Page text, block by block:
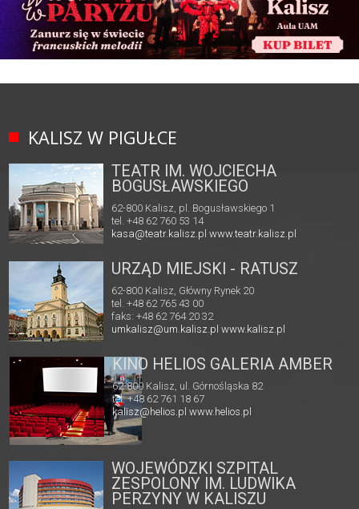
KALISZ W PIGUŁCE
TEATR IM. WOJCIECHA
BOGUSŁAWSKIEGO
62-800 Kalisz, pl. Bogusławskiego 1
tel. +48 62 760 53 14
kasa@teatr.kalisz.pl www.teatr.kalisz.pl
URZĄD MIEJSKI - RATUSZ
62-800 Kalisz, Główny Rynek 20
tel. +48 62 765 43 00
faks: +48 62 764 20 32
umkalisz@um.kalisz.plwww.kalisz.pl
KINO HELIOS GALERIA AMBER
62-800 Kalisz, ul. Górnośląska 82
tel. +48 62 761 18 67
kalisz@helios.pl www.helios.pl
WOJEWÓDZKI SZPITAL
ZESPOLONY IM. LUDWIKA
PERZYNY W KALISZU